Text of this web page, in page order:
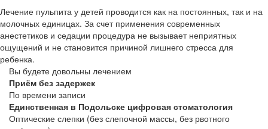
Лечение пульпита у детей проводится как на постоянных, так и на
молочных единицах. За счет применения современных
анестетиков и седации процедура не вызывает неприятных
ощущений и не становится причиной лишнего стресса для
ребенка.
Вы будете довольны лечением
Приём без задержек
По времени записи
Единственная в Подольске цифровая стоматология
Оптические слепки (без слепочной массы, без рвотного